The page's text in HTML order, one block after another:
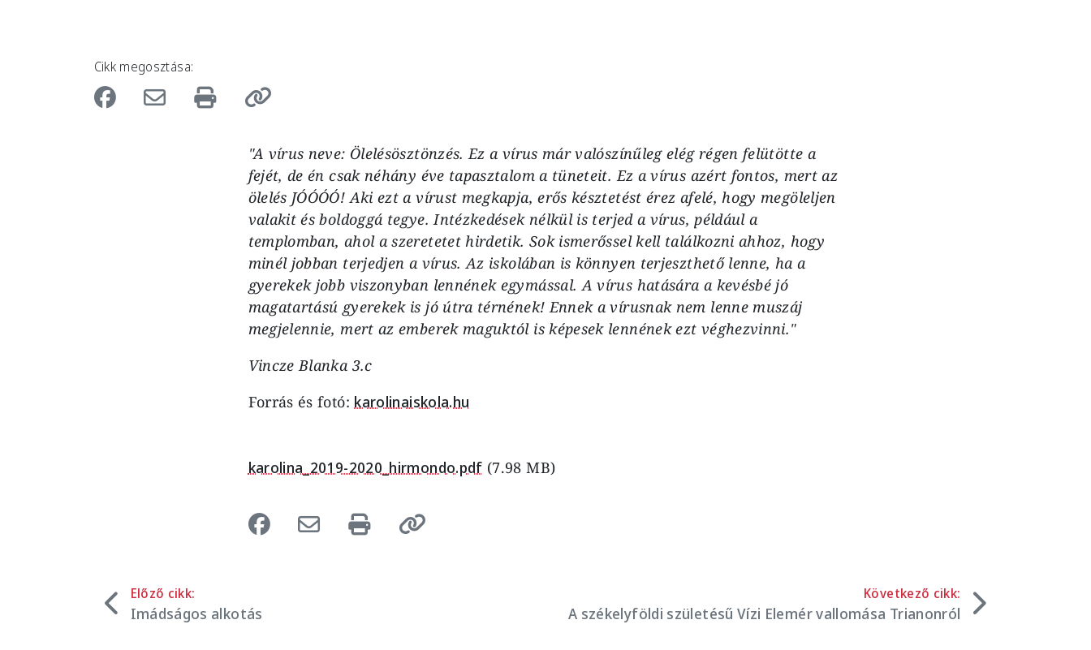
Cikk megosztása:
"A vírus neve: Ölelésösztönzés. Ez a vírus már valószínűleg elég régen felütötte a
fejét, de én csak néhány éve tapasztalom a tüneteit. Ez a vírus azért fontos, mert az
ölelés JÓÓÓÓ! Aki ezt a vírust megkapja, erős késztetést érez afelé, hogy megöleljen
valakit és boldoggá tegye. Intézkedések nélkül is terjed a vírus, például a
templomban, ahol a szeretetet hirdetik. Sok ismerőssel kell találkozni ahhoz, hogy
minél jobban terjedjen a vírus. Az iskolában is könnyen terjeszthető lenne, ha a
gyerekek jobb viszonyban lennének egymással. A vírus hatására a kevésbé jó
magatartású gyerekek is jó útra térnének! Ennek a vírusnak nem lenne muszáj
megjelennie, mert az emberek maguktól is képesek lennének ezt véghezvinni."
Vincze Blanka 3.c
Forrás és fotó: karolinaiskola.hu
karolina_2019-2020_hirmondo.pdf (7.98 MB)
Előző cikk:
Imádságos alkotás
Következő cikk:
A székelyföldi születésű Vízi Elemér vallomása Trianonról